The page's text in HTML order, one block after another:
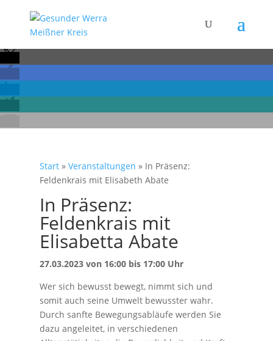
Start » Veranstaltungen » In Präsenz:
Feldenkrais mit Elisabeth Abate
In Präsenz:
Feldenkrais mit
Elisabetta Abate
27.03.2023 von 16:00 bis 17:00 Uhr
Wer sich bewusst bewegt, nimmt sich und
somit auch seine Umwelt bewusster wahr.
Durch sanfte Bewegungsabläufe werden Sie
dazu angeleitet, in verschiedenen